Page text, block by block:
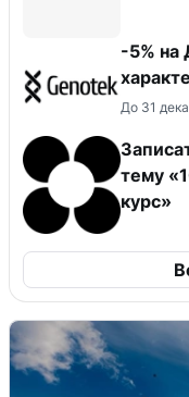
-5% на
До 31
тему
курс»